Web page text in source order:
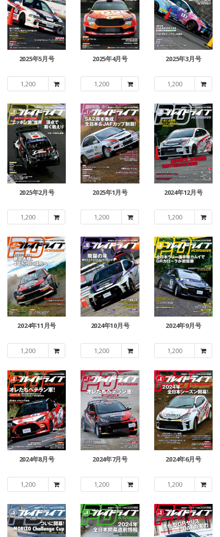
2025年5月号
1,200
2025年4月号
1,200
2025年3月号
1,200
2025年2月号
1,200
2025年1月号
1,200
2024年12月号
1,200
2024年11月号
1,200
2024年10月号
1,200
2024年9月号
1,200
2024年8月号
1,200
2024年7月号
1,200
2024年6月号
1,200